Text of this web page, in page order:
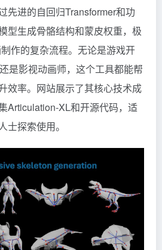
先进的自回归Transformer和功
型生成骨骼结构和蒙皮权重，极
作的复杂流程。无论是游戏开
是影视动画师，这个工具都能帮
效率。网站展示了其核心技术成
Articulation-XL和开源代码，适
士探索使用。